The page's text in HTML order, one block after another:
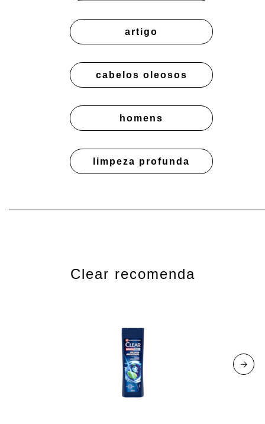
artigo
cabelos oleosos
homens
limpeza profunda
Clear recomenda